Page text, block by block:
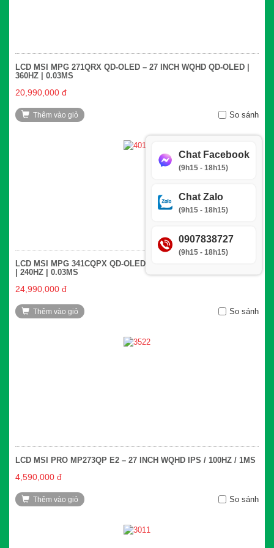
LCD MSI MPG 271QRX QD-OLED – 27 INCH WQHD QD-OLED |
360HZ | 0.03MS
20,990,000 đ
Thêm vào giỏ So sánh
LCD MSI MPG 341CQPX QD-OLED – 34 INCH UWQHD QD-OLED
| 240HZ | 0.03MS
24,990,000 đ
Thêm vào giỏ So sánh
LCD MSI PRO MP273QP E2 – 27 INCH WQHD IPS / 100HZ / 1MS
4,590,000 đ
Thêm vào giỏ So sánh
Chat Facebook
(9h15 - 18h15)
Chat Zalo
(9h15 - 18h15)
0907838727
(9h15 - 18h15)